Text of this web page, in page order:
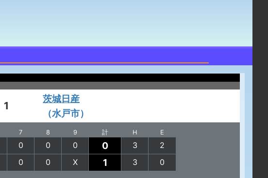
1
茨城日産
（水戸市）
7 8 9 計 H E
0 0 0 0 3
2
0 0 X 1 3 0